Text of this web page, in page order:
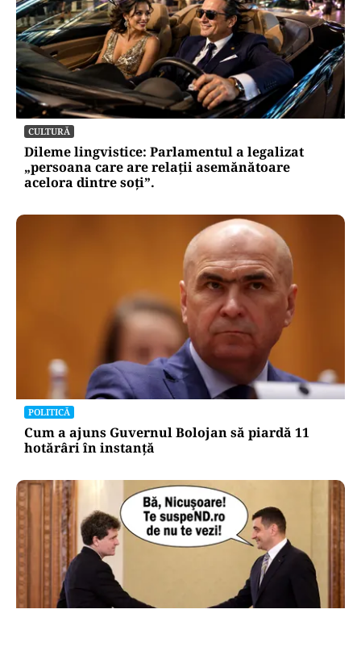
CULTURĂ
Dileme lingvistice: Parlamentul a legalizat
„persoana care are relații asemănătoare
acelora dintre soți”.
POLITICĂ
Cum a ajuns Guvernul Bolojan să piardă 11
hotărâri în instanță